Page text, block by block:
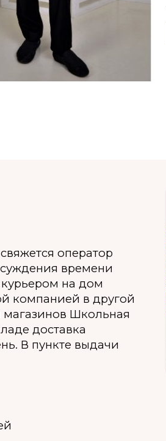
оператор
времени
на дом
компанией в другой
магазинов Школьная
доставка
В пункте выдачи